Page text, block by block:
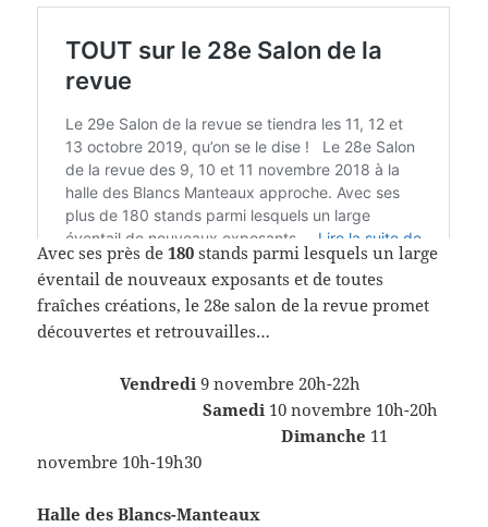
Avec ses près de180 stands parmi lesquels un large
éventail de nouveaux exposants et de toutes
fraîches créations, le 28e salon de la revue promet
découvertes et retrouvailles…
Vendredi 9 novembre 20h-22h
Samedi 10 novembre 10h-20h
Dimanche 11
novembre 10h-19h30
Halle des Blancs-Manteaux